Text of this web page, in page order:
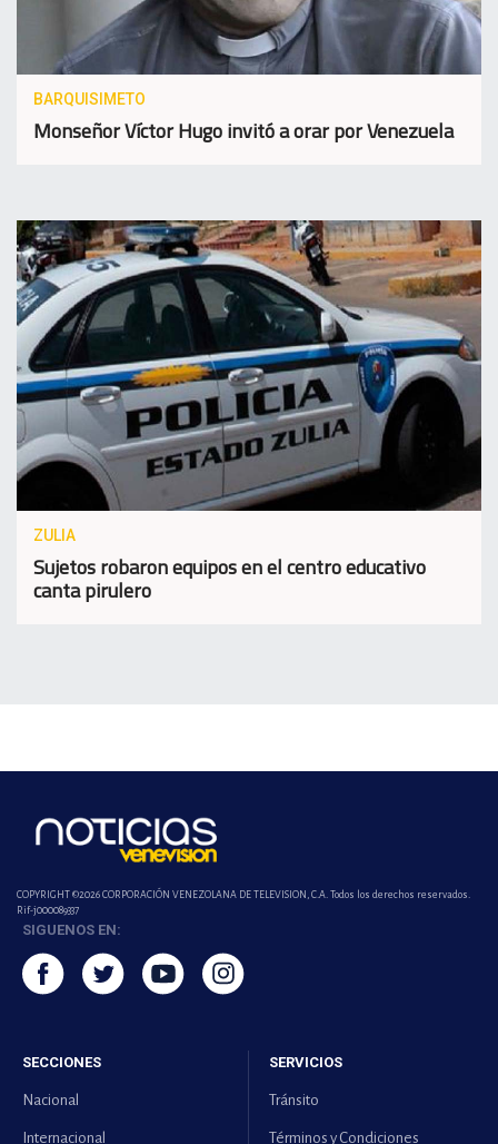
BARQUISIMETO
Monseñor Víctor Hugo invitó a orar por Venezuela
ZULIA
Sujetos robaron equipos en el centro educativo
canta pirulero
COPYRIGHT ©2026 CORPORACIÓN VENEZOLANA DE TELEVISION, C.A. Todos los derechos reservados.
Rif-j000089337
SIGUENOS EN:
SECCIONES
Nacional
Internacional
SERVICIOS
Tránsito
Términos y Condiciones